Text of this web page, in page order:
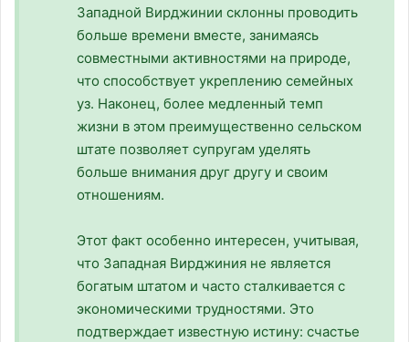
Западной Вирджинии склонны проводить
больше времени вместе, занимаясь
совместными активностями на природе,
что способствует укреплению семейных
уз. Наконец, более медленный темп
жизни в этом преимущественно сельском
штате позволяет супругам уделять
больше внимания друг другу и своим
отношениям.
Этот факт особенно интересен, учитывая,
что Западная Вирджиния не является
богатым штатом и часто сталкивается с
экономическими трудностями. Это
подтверждает известную истину: счастье